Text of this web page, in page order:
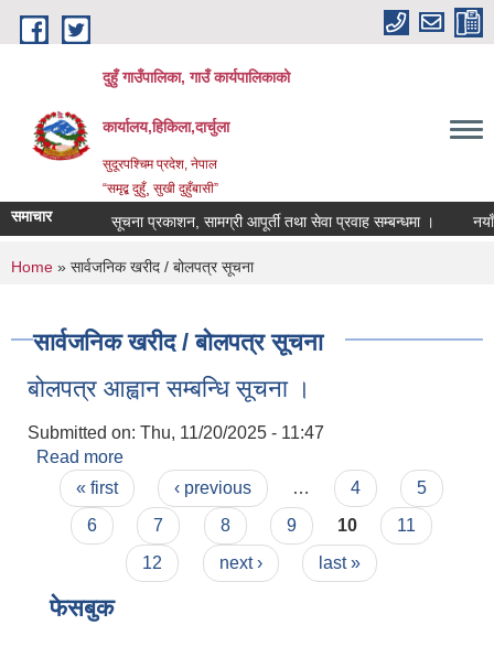
Skip to main content
दुहुँ गाउँपालिका, गाउँ कार्यपालिकाको
कार्यालय,हिकिला,दार्चुला
सुदूरपश्चिम प्रदेश, नेपाल
“समृद्ब दुहुँ¸ सुखी दुहुँबासी”
समाचार सूचना प्रकाशन, सामग्री आपूर्ती तथा सेवा प्रवाह सम्बन्धमा । नयाँ
You are here
Home » सार्वजनिक खरीद / बोलपत्र सूचना
सार्वजनिक खरीद / बोलपत्र सूचना
बोलपत्र आह्वान सम्बन्धि सूचना ।
Submitted on: Thu, 11/20/2025 - 11:47
Read more
Pages
« first ‹ previous … 4
5
6
7 8 9 10
11
12
next › last »
फेसबुक